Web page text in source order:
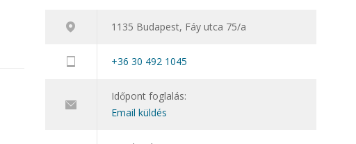
1135 Budapest, Fáy utca 75/a
+36 30 492 1045
Időpont foglalás:
Email küldés